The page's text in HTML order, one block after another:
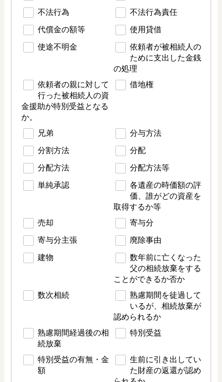
不法行為 不法行為責任
代償金の額等 使用貸借
使途不明金
依頼者が被相続人の
ために支出した金銭
の処理
依頼者の親に対して
行った被相続人の資
金援助が特別受益となる
か。
借地権
兄弟 分与方法
分割方法 分配
分配方法 分配方法等
単純承認
各遺産の時価額の評
価、誰がどの資産を
取得するか等
売却
寄与分
寄与分主張 廃除事由
建物
数年前に亡くなった
父の相続放棄をする
ことができるか否か
数次相続
熟慮期間を徒過して
いるが、相続放棄が
認められるか
熟慮期間経過後の相
続放棄
特別受益
特別受益の有無・金
額
生前に引き出してい
た財産の返還が認め